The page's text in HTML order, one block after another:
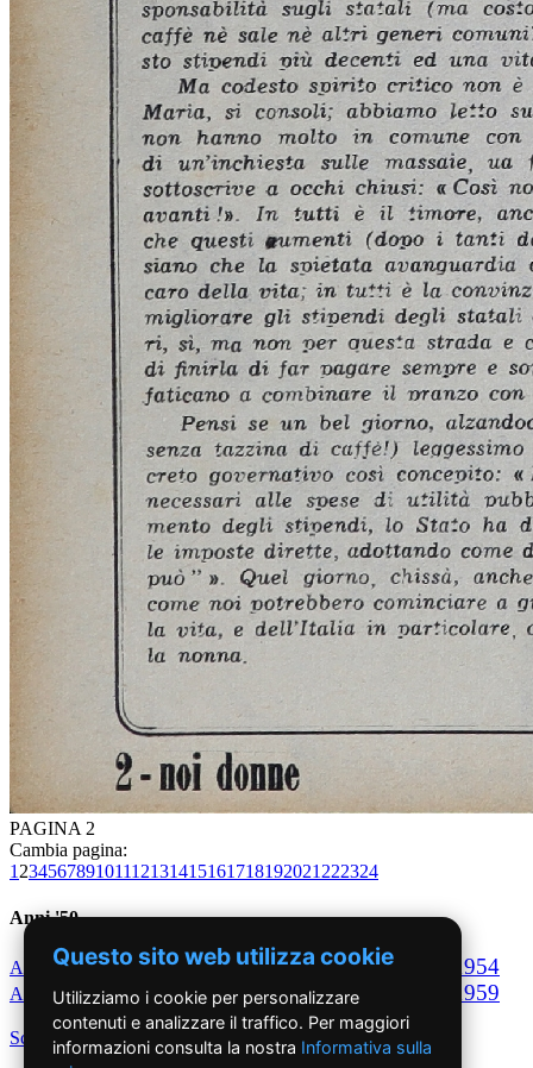
PAGINA 2
Cambia pagina:
1 23456789101112131415161718192021 222324
Anni '50
Anno1950Anno1951 Anno1952 Anno1953 1954
Anno 1955Anno1956 Anno1957Anno1958 1959
Scegli per decennio
Questo sito web utilizza cookie
Utilizziamo i cookie per personalizzare
contenuti e analizzare il traffico. Per maggiori
informazioni consulta la nostra Informativa sulla